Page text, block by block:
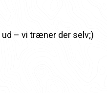
ud – vi træner der selv;)